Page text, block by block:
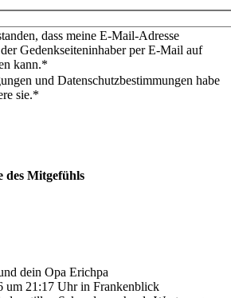
dass meine E-Mail-Adresse
Gedenkseiteninhaber per E-Mail auf
kann.
und Datenschutzbestimmungen habe
sie.
des Mitgefühls
dein Opa Erichpa
um 21:17 Uhr in Frankenblick